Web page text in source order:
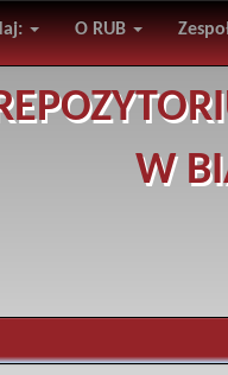
O RUB
W